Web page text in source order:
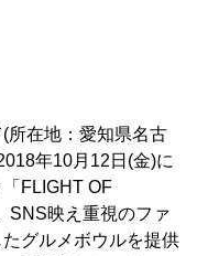
所在地：愛知県名古
年10月12日(金)に
FLIGHT OF
SNS映え重視のファ
グルメボウルを提供